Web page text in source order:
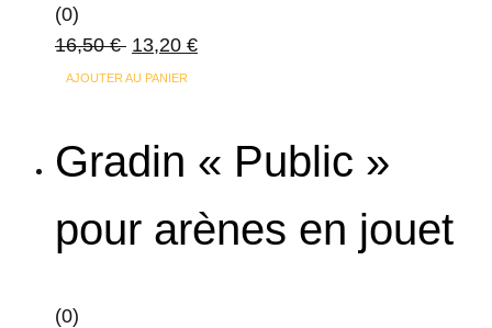
(0)
16,50€ 13,20 €
AJOUTER AU PANIER
Gradin « Public »
pour arènes en jouet
(0)